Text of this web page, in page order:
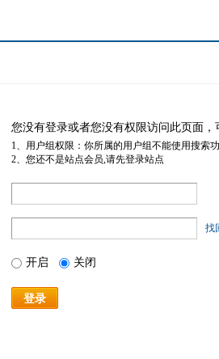
您没有登录或者您没有权限访问此页面
1、用户组权限：你所属的用户组不能使用搜索
2、您还不是站点会员,请先登录站点
找
开启 关闭
登录